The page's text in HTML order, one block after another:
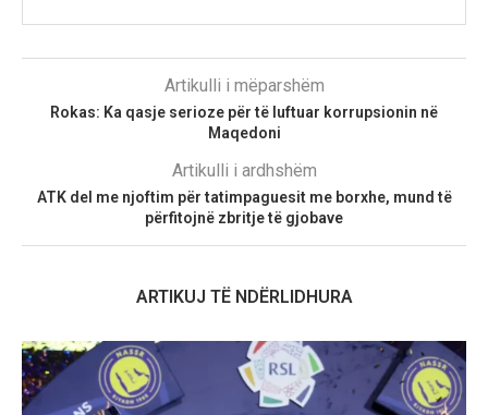
Artikulli i mëparshëm
Rokas: Ka qasje serioze për të luftuar korrupsionin në
Maqedoni
Artikulli i ardhshëm
ATK del me njoftim për tatimpaguesit me borxhe, mund të
përfitojnë zbritje të gjobave
ARTIKUJ TË NDËRLIDHURA